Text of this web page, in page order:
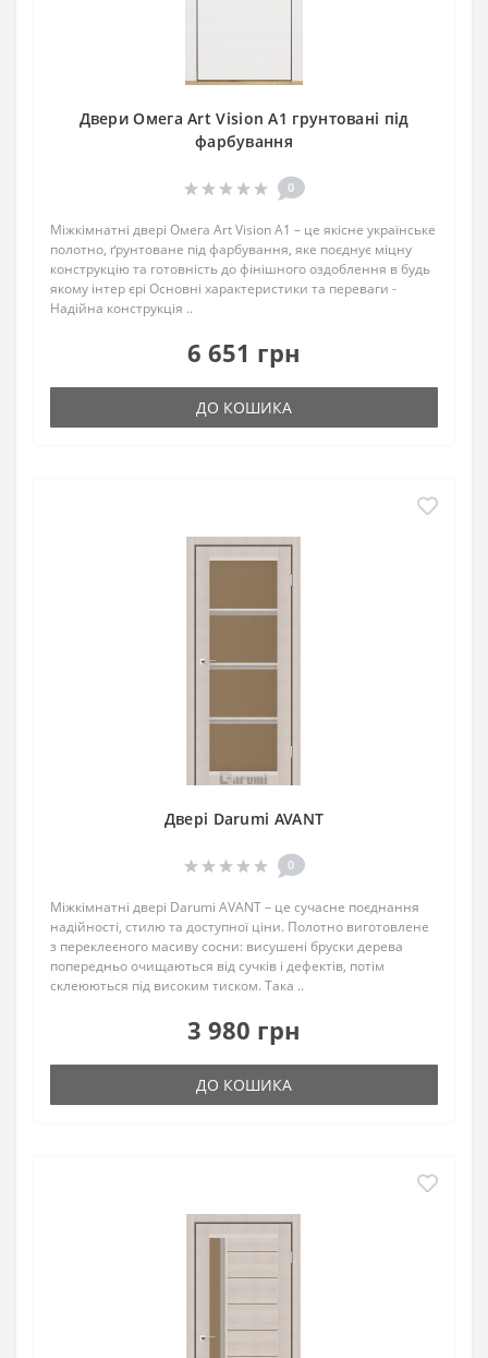
Двери Омега Art Vision А1 грунтовані під
фарбування
0
Міжкімнатні двері Омега Art Vision А1 – це якісне українське
полотно, ґрунтоване під фарбування, яке поєднує міцну
конструкцію та готовність до фінішного оздоблення в будь
якому інтер єрі Основні характеристики та переваги -
Надійна конструкція ..
6 651 грн
ДО КОШИКА
Двері Darumi AVANT
0
Міжкімнатні двері Darumi AVANT – це сучасне поєднання
надійності, стилю та доступної ціни. Полотно виготовлене
з переклеєного масиву сосни: висушені бруски дерева
попередньо очищаються від сучків і дефектів, потім
склеюються під високим тиском. Така ..
3 980 грн
ДО КОШИКА